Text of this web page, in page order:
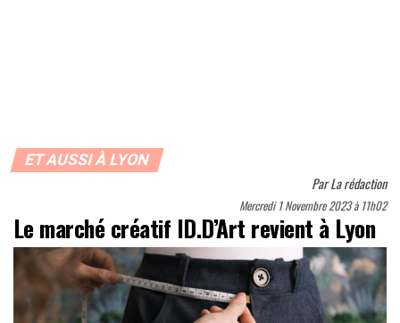
ET AUSSI À LYON
ParLa rédaction
Mercredi 1 Novembre 2023 à 11h02
Le marché créatif ID.D’Art revient à Lyon